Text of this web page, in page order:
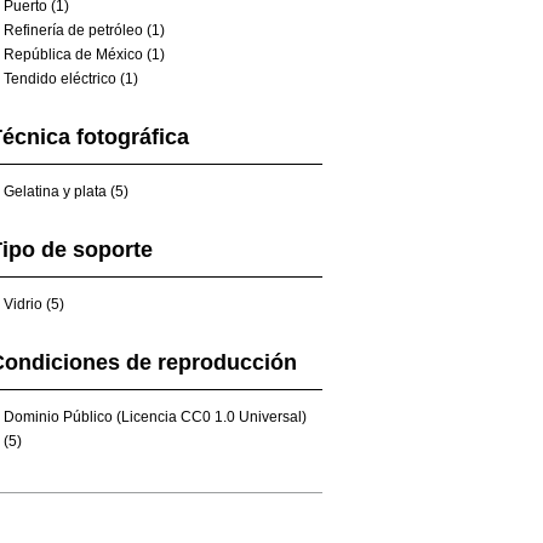
Puerto (1)
Refinería de petróleo (1)
República de México (1)
Tendido eléctrico (1)
fotográfica
Gelatina y plata (5)
de soporte
Vidrio (5)
de reproducción
Dominio Público (Licencia CC0 1.0 Universal)
(5)